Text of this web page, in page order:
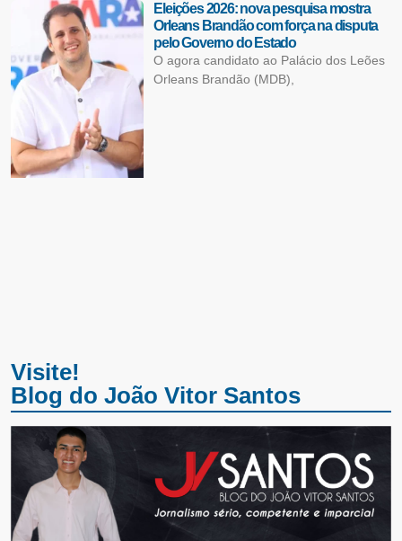
Eleições 2026: nova pesquisa mostra
Orleans Brandão com força na disputa
pelo Governo do Estado
O agora candidato ao Palácio dos Leões
Orleans Brandão (MDB),
Visite!
Blog do João Vitor Santos